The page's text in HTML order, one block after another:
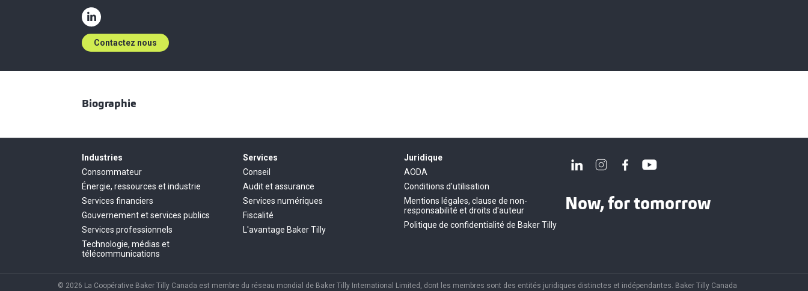
Contactez nous
Biographie
Industries
Consommateur
Énergie, ressources et industrie
Services financiers
Gouvernement et services publics
Services professionnels
Technologie, médias et
télécommunications
Services
Conseil
Audit et assurance
Services numériques
Fiscalité
L'avantage Baker Tilly
Juridique
AODA
Conditions d'utilisation
Mentions légales, clause de non-
responsabilité et droits d'auteur
Politique de confidentialité de Baker Tilly
Now, for tomorrow
© 2026 La Coopérative Baker Tilly Canada est membre du réseau mondial de Baker Tilly International Limited, dont les membres sont des entités juridiques distinctes et indépendantes. Baker Tilly Canada